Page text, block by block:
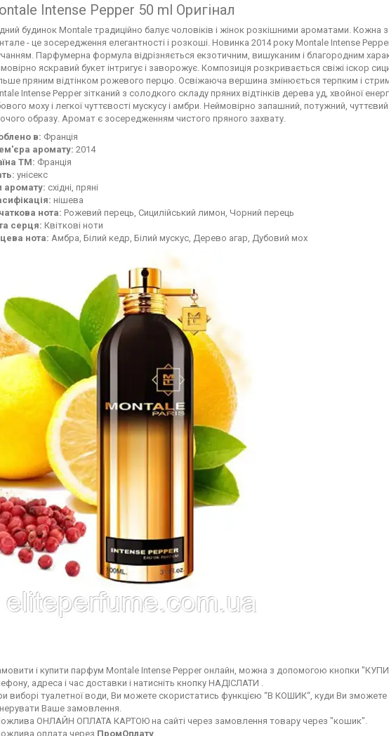
Intense Pepper 50 ml Оригінал
будинок Montale традиційно балує чоловіків і жінок розкішними ароматами. Кожна
- це зосередження елегантності і розкоші. Новинка 2014 року Montale Intense
Парфумерна формула відрізняється екзотичним, вишуканим і благородним
яскравий букет інтригує і заворожує. Композиція розкривається свіжі іскор
пряним відтінком рожевого перцю. Освіжаюча вершина змінюється терпким і
Intense Pepper зітканий з солодкого складу пряних відтінків дерева уд, хвойної
моху і легкої чуттєвості мускусу і амбри. Неймовірно запашний, потужний,
образу. Аромат є зосередженням чистого пряного захвату.
в: Франція
аромату: 2014
ТМ: Франція
унісекс
аромату: східні, пряні
нішева
нота: Рожевий перець, Сицилійський лимон, Чорний перець
серця: Квіткові ноти
нота: Амбра, Білий кедр, Білий мускус, Дерево агар, Дубовий мох
і купити парфум Montale Intense Pepper онлайн, можна з допомогою кнопки
адреса і час доставки і натисніть кнопку НАДІСЛАТИ .
виборі туалетної води, Ви можете скористатись функцією “В КОШИК“, куди Ви зможете
Ваше замовлення.
ОНЛАЙН ОПЛАТА КАРТОЮ на сайті через замовлення товару через "кошик".
оплата через ПромОплату